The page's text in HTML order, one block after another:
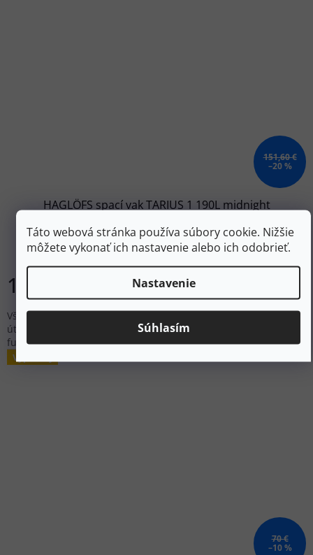
Táto webová stránka používa súbory cookie. Nižšie
môžete vykonať ich nastavenie alebo ich odobrieť.
Nastavenie
Súhlasím
151,60 €
–20 %
HAGLÖFS spací vak TARIUS 1 190L midnight
Skladom
121,20 €
Všestranný spací vak TARIUS 1 s komfortom, teplom a
útulnosťou, ktoré potrebujete na kvalitný spánok, a radom
funkcií, ktoré uľahčujú jeho prenášanie a používanie.
Výpredaj
70 €
–10 %